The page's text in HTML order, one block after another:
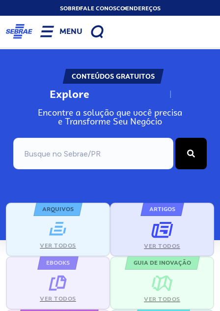
SOBREFALE CONOSCOENDEREÇOS
MENU
CONTEÚDOS GRATUITOS
Explore N
Encontre a solução que você precisa
e Transforme Seu Negócio
ARQUIVOS
VER TODOS
ARTIGOS
VER TODOS
EBOOKS
VER TODOS
GUIA DE INOVAÇÃO
VER TODOS